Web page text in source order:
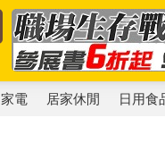
家電 居家休閒 日用食